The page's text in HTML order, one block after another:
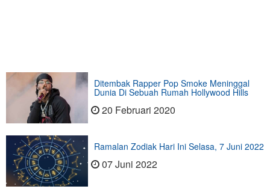
Ditembak Rapper Pop Smoke Meninggal
Dunia Di Sebuah Rumah Hollywood Hills
20 Februari 2020
Ramalan Zodiak Hari Ini Selasa, 7 Juni 2022
07 Juni 2022